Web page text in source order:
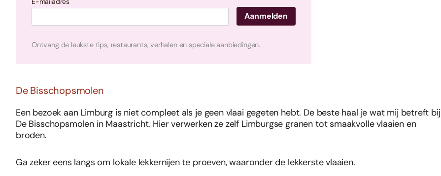
Ontvang de leukste tips, restaurants, verhalen en speciale aanbiedingen.
De Bisschopsmolen
Een bezoek aan Limburg is niet compleet als je geen vlaai gegeten hebt. De beste haal je wat mij betreft bij
De Bisschopsmolen in Maastricht. Hier verwerken ze zelf Limburgse granen tot smaakvolle vlaaien en
broden.
Ga zeker eens langs om lokale lekkernijen te proeven, waaronder de lekkerste vlaaien.